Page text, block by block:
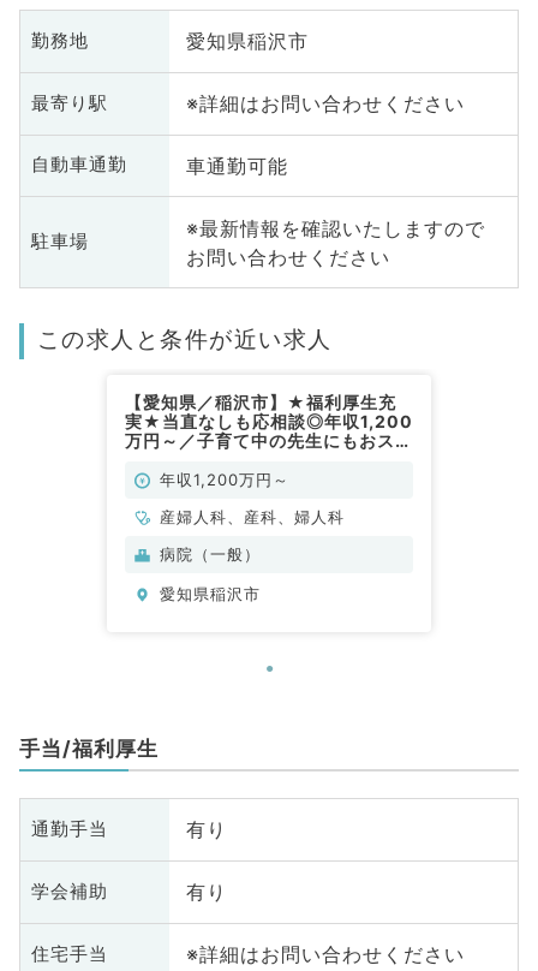
勤務地 愛知県稲沢市
最寄り駅 ※詳細はお問い合わせください
自動車通勤 車通勤可能
駐車場
※最新情報を確認いたしますので
お問い合わせください
この求人と条件が近い求人
【愛知県／稲沢市】★福利厚生充
実★当直なしも応相談◎年収1,200
万円～／子育て中の先生にもおスス
年収1,200万円～
産婦人科、産科、婦人科
病院（一般）
愛知県稲沢市
手当/福利厚生
通勤手当 有り
学会補助 有り
住宅手当 ※詳細はお問い合わせください